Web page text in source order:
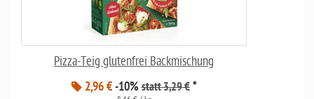
Pizza-Teig glutenfrei Backmischung
2,96 € -10% statt 3,29 €*